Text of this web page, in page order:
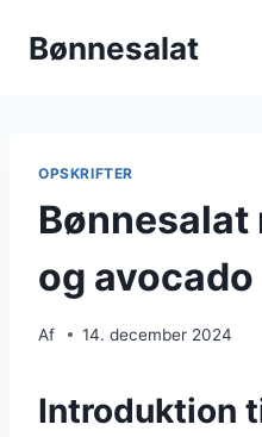
Bønnesalat
OPSKRIFTER
og avocado
Af 14. december 2024
Introduktion